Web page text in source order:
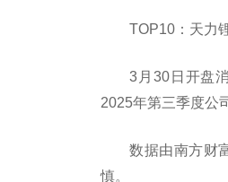
TOP10：天力
3月30日开盘
2025年第三季度公
数据由南方财
慎。